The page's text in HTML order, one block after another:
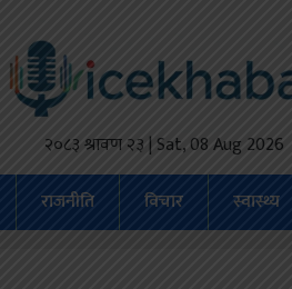
२०८३ श्रावण २३ | Sat, 08 Aug 2026
राजनीति विचार स्वास्थ्य